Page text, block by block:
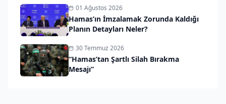
01 Ağustos 2026
Hamas’ın İmzalamak Zorunda Kaldığı
Planın Detayları Neler?
30 Temmuz 2026
“Hamas’tan Şartlı Silah Bırakma
Mesajı”